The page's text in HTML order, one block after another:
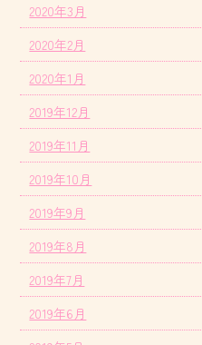
2020年3月
2020年2月
2020年1月
2019年12月
2019年11月
2019年10月
2019年9月
2019年8月
2019年7月
2019年6月